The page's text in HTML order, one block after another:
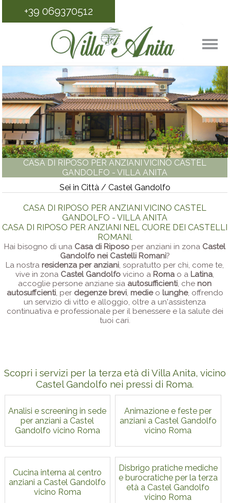
+39 069370512
CASA DI RIPOSO PER ANZIANI VICINO CASTEL
GANDOLFO - VILLA ANITA
Sei in Città / Castel Gandolfo
CASA DI RIPOSO PER ANZIANI VICINO CASTEL
GANDOLFO - VILLA ANITA
CASA DI RIPOSO PER ANZIANI NEL CUORE DEI CASTELLI
ROMANI.
Hai bisogno di una Casa di Riposo per anziani in zona Castel
Gandolfo nei Castelli Romani?
La nostra residenza per anziani, sopratutto per chi, come te,
vive in zona Castel Gandolfovicino a Roma o a Latina,
accoglie persone anziane sia autosufficienti, che non
autosuffcienti, per degenze brevi, medieo lunghe, offrendo
un servizio di vitto e alloggio, oltre a un'assistenza
continuativa e professionale per il benessere e la salute dei
tuoi cari.
Scopri i servizi per la terza età di Villa Anita, vicino
Castel Gandolfo nei pressi di Roma.
Analisi e screening in sede
per anziani a Castel
Gandolfo vicino Roma
Animazione e feste per
anziani a Castel Gandolfo
vicino Roma
Cucina interna al centro
anziani a Castel Gandolfo
vicino Roma
Disbrigo pratiche mediche
e burocratiche per la terza
età a Castel Gandolfo
vicino Roma